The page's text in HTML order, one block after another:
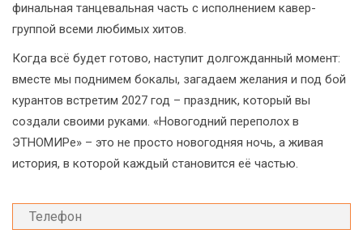
финальная танцевальная часть с исполнением кавер-
группой всеми любимых хитов.
Когда всё будет готово, наступит долгожданный момент:
вместе мы поднимем бокалы, загадаем желания и под бой
курантов встретим 2027 год – праздник, который вы
создали своими руками. «Новогодний переполох в
ЭТНОМИРе» – это не просто новогодняя ночь, а живая
история, в которой каждый становится её частью.